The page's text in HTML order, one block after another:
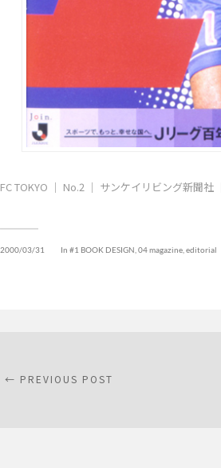
FC TOKYO ｜ No.2 ｜ サンケイリビング新聞
2000/03/31 In #1 BOOK DESIGN 04 magazine, editorial
← PREVIOUS POST